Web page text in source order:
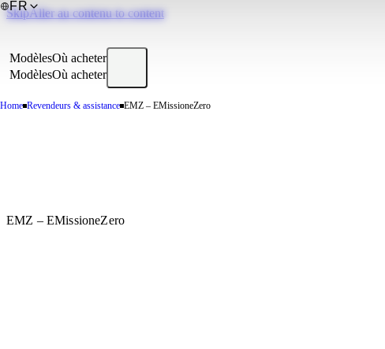
SkipAller au contenu to content
FR
Modèles
Modèles
Où acheter
Où acheter
Home Revendeurs & assistance EMZ – EMissioneZero
EMZ – EMissioneZero